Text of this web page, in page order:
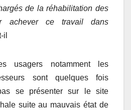
de la réhabilitation des
achever ce travaildans
il
usagers notamment les
sont quelques fois
se présenter sur le site
suite au mauvais état de